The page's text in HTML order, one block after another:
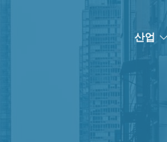
산업